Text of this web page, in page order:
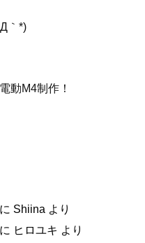
｀*)
動M4制作！
に Shiina より
に ヒロユキ より